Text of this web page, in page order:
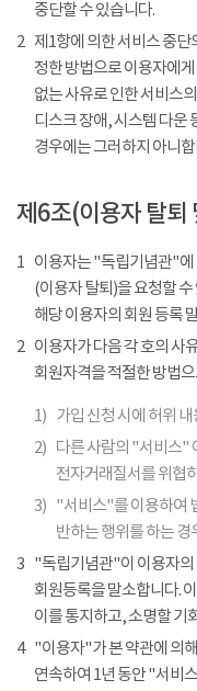
중단할 수 있습니다.
2 제1항에 의한 서비스 중
정한 방법으로 이용자에
없는 사유로 인한 서비스
디스크 장애, 시스템 다운
경우에는 그러하지 아니
제6조(이용자 탈퇴
1 이용자는 "독립기념관"에
(이용자 탈퇴)을 요청할
해당 이용자의 회원 등록
2 이용자가 다음 각 호의 사
회원자격을 적절한 방법
1) 가입 신청 시에 허위
2) 다른 사람의 "서비스"
전자거래질서를 위협
3) "서비스"를 이용하여
반하는 행위를 하는 경
3 "독립기념관"이 이용자의
회원등록을 말소합니다.
이를 통지하고, 소명할 기
4
"이용자"가 본 약관에 의
연속하여 1년 동안 "서비